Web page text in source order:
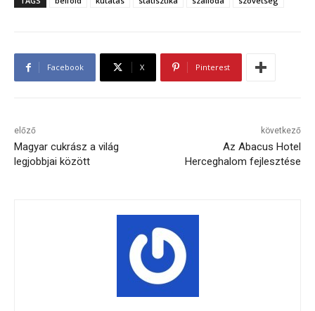
Facebook X Pinterest
előző
Magyar cukrász a világ
legjobbjai között
következő
Az Abacus Hotel
Herceghalom fejlesztése